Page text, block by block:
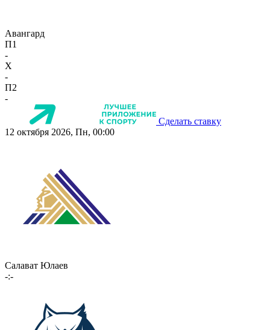
Авангард
П1
-
X
-
П2
-
Сделать ставку
12 октября 2026, Пн, 00:00
Салават Юлаев
-:-